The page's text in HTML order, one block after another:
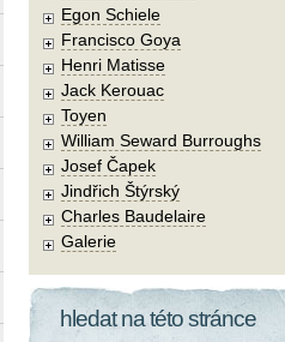
Egon Schiele
Francisco Goya
Henri Matisse
Jack Kerouac
Toyen
William Seward Burroughs
Josef Čapek
Jindřich Štýrský
Charles Baudelaire
Galerie
hledat na této stránce